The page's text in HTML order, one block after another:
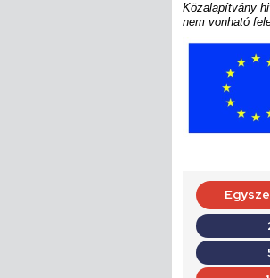
Közalapítvány
nem vonható